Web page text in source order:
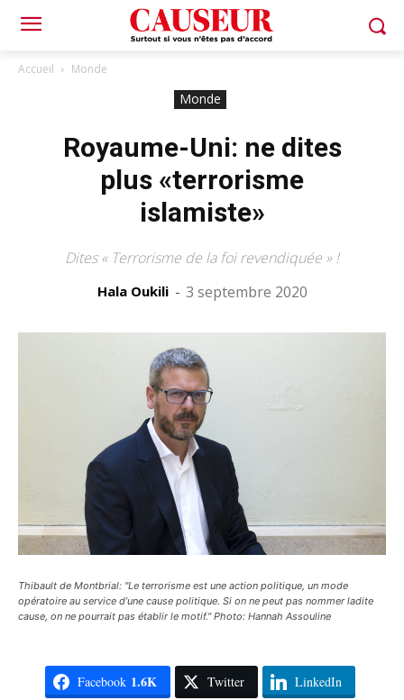
Accueil Monde
Monde
Royaume-Uni: ne dites
plus «terrorisme
islamiste»
Dites « Terrorisme de la foi revendiquée » !
Hala Oukili - 3 septembre 2020
Thibault de Montbrial: "Le terrorisme est une action politique, un mode
opératoire au service d’une cause politique. Si on ne peut pas nommer ladite
cause, on ne pourrait pas établir le motif." Photo: Hannah Assouline
Facebook 1.6K Twitter LinkedIn